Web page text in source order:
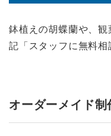
鉢植えの胡蝶蘭や、
記「スタッフに無料相
オーダーメイド制